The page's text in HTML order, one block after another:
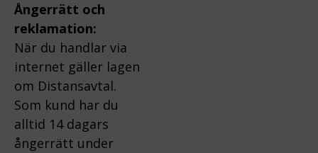
Ångerrätt och
reklamation:
När du handlar via
internet gäller lagen
om Distansavtal.
Som kund har du
alltid 14 dagars
ångerrätt under